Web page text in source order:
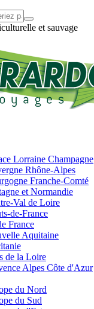
et sauvage
Lorraine Champagne
Rhône-Alpes
Franche-Comté
et Normandie
Val de Loire
de-France
France
Aquitaine
de la Loire
Alpes Côte d'Azur
du Nord
du Sud